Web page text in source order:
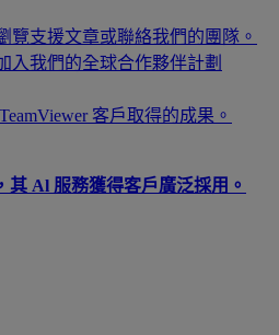
覽支援文章或聯絡我們的團隊。
入我們的全球合作夥伴計劃
客戶取得的成果。
其 Al 服務獲得客戶廣泛採用。